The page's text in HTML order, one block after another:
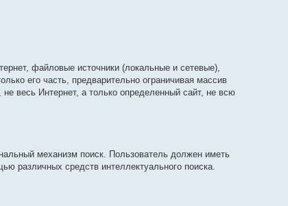
файловые источники (локальные и сетевые),
его часть, предварительно ограничивая массив
весь Интернет, а только определенный сайт, не всю
механизм поиск. Пользователь должен иметь
различных средств интеллектуального поиска.